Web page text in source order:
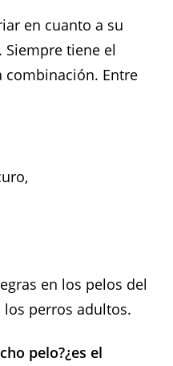
en cuanto a su
. Siempre tiene el
combinación. Entre
en los pelos del
los perros adultos.
pelo?¿es el